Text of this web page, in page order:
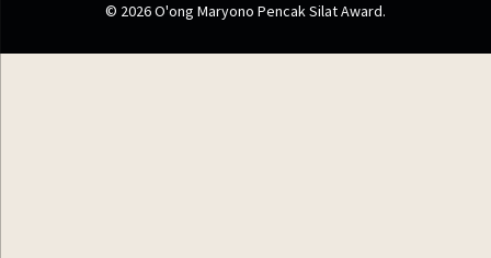
© 2026 O'ong Maryono Pencak Silat Award.